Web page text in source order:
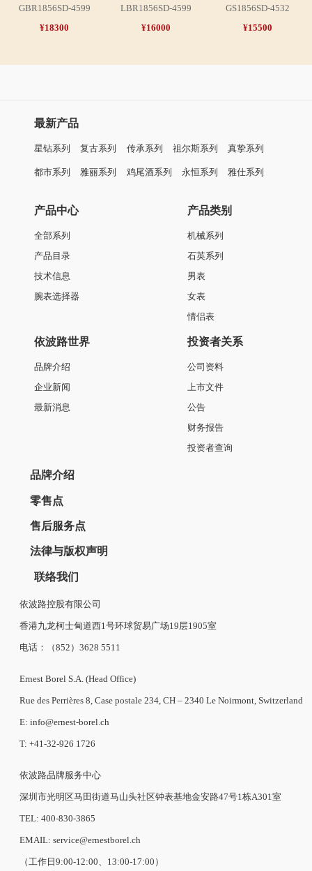
GBR1856SD-4599
¥18300
LBR1856SD-4599
¥16000
GS1856SD-4532
¥15500
最新产品
星钻系列 复古系列 传承系列 祖尔斯系列 真挚系列
都市系列 雅丽系列 鸡尾酒系列 永恒系列 雅仕系列
产品中心
全部系列
产品目录
技术信息
腕表选择器
产品类别
机械系列
石英系列
男表
女表
情侣表
依波路世界
品牌介绍
企业新闻
最新消息
投资者关系
公司资料
上市文件
公告
财务报告
投资者查询
品牌介绍
零售点
售后服务点
法律与版权声明
联络我们
依波路控股有限公司
香港九龙柯士甸道西1号环球贸易广场19层1905室
电话：（852）3628 5511
Ernest Borel S.A. (Head Office)
Rue des Perrières 8, Case postale 234, CH – 2340 Le Noirmont, Switzerland
E: info@ernest-borel.ch
T: +41-32-926 1726
依波路品牌服务中心
深圳市光明区马田街道马山头社区钟表基地金安路47号1栋A301室
TEL: 400-830-3865
EMAIL: service@ernestborel.ch
（工作日9:00-12:00、13:00-17:00）